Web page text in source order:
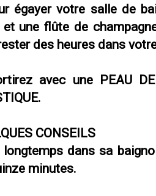
égayer votre salle de
et une flûte de
des heures dans
avec une PEAU
CONSEILS
dans sa
minutes.